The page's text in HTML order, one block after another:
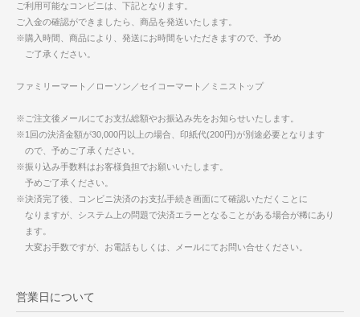
ご利用可能なコンビニは、下記となります。
ご入金の確認ができましたら、商品を発送いたします。
※購入時間、商品により、発送にお時間をいただきますので、予め
ご了承ください。
ファミリーマート／ローソン／セイコーマート／ミニストップ
※ご注文後メールにてお支払総額やお振込み先をお知らせいたします。
※1回の決済金額が30,000円以上の場合、印紙代(200円)が別途必要となります
ので、予めご了承ください。
※振り込み手数料はお客様負担でお願いいたします。
予めご了承ください。
※決済完了後、コンビニ決済のお支払手続き画面にて確認いただくことに
なりますが、システム上の問題で決済エラーとなることがある場合が稀にあり
ます。
大変お手数ですが、お電話もしくは、メールにてお問い合せください。
営業日について